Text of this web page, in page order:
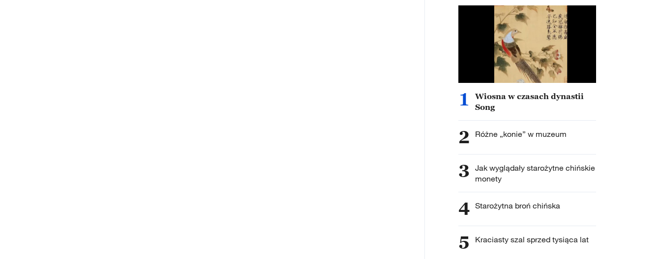
1
Wiosna w czasach dynastii
Song
2 Różne „konie” w muzeum
3 Jak wyglądały starożytne chińskie
monety
4 Starożytna broń chińska
5 Kraciasty szal sprzed tysiąca lat